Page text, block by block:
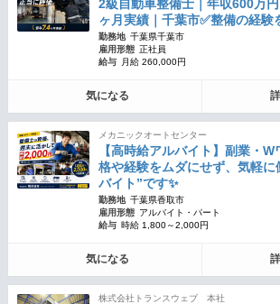
2級自動車整備士｜年収600万
ヶ月実績｜千葉市✅整備の経験
勤務地 千葉県千葉市
雇用形態 正社員
給与
月給 260,000円
気になる
メカニックオートセンター
【高時給アルバイト】副業・
格や経験をムダにせず、気軽に
バイト”です✨
勤務地 千葉県香取市
雇用形態 アルバイト・パート
給与 時給 1,800～2,000円
気になる
株式会社トランスウェブ 本社